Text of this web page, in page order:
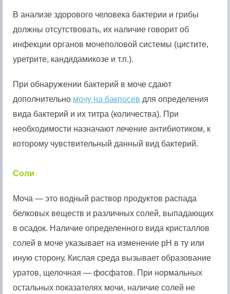
В анализе здорового человека бактерии и грибы
должны отсутствовать, их наличие говорит об
инфекции органов мочеполовой системы (цистите,
уретрите, кандидамикозе и т.п.).
При обнаружении бактерий в моче сдают
дополнительно мочу на бакпосев для определения
вида бактерий и их титра (количества). При
необходимости назначают лечение антибиотиком, к
которому чувствительный данный вид бактерий.
Соли
Моча — это водный раствор продуктов распада
белковых веществ и различных солей, выпадающих
в осадок. Наличие определенного вида кристаллов
солей в моче указывает на изменение pH в ту или
иную сторону. Кислая среда вызывает образование
уратов, щелочная — фосфатов. При нормальных
остальных показателях мочи, наличие солей не